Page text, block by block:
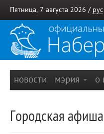
Пятница, 7 августа 2026 / рус
новости мэрия о
Городская афиша